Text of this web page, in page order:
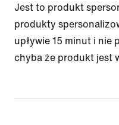
Jest to produkt
produkty
upływie 15 minut i nie
chyba że produkt jest